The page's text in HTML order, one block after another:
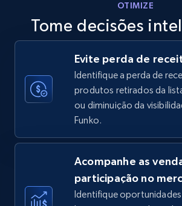
using sku numbers
URL, Final price, Sku, Currency, Gtin,
Specifications, Image urls, Top
5.6K+ 874+
TikTok Shop
OTIMIZE
Tome decisões
Evite perda de
Identifique a perda de
produtos retirados da
ou diminuição da
Funko.
Acompanhe as
participação no
Identifique